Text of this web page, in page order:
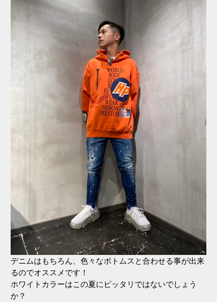
デニムはもちろん、色々なボトムスと合わせる事が出来
るのでオススメです！
ホワイトカラーはこの夏にピッタリではないでしょう
か？